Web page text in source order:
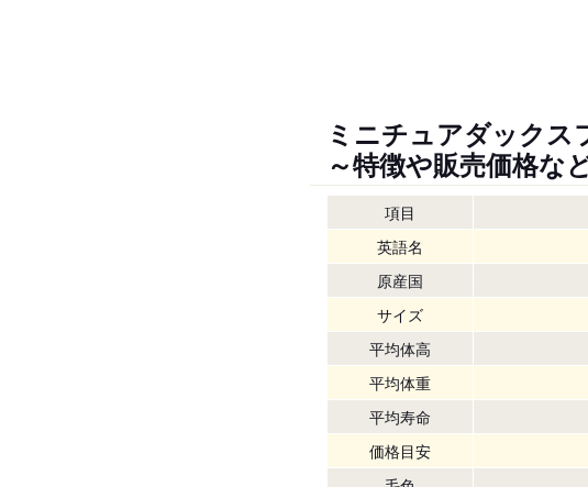
ミニチュアダックス
～特徴や販売価格な
項目
英語名
原産国
サイズ
平均体高
平均体重
平均寿命
価格目安